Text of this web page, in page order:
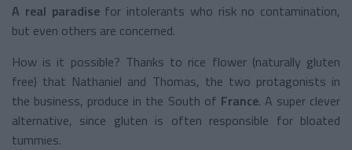
A real paradisefor intolerants who risk no contamination,
but even others are concerned.
How is it possible? Thanks to rice flower (naturally gluten
free) that Nathaniel and Thomas, the two protagonists in
the business, produce in the South of France. A super clever
alternative, since gluten is often responsible for bloated
tummies.